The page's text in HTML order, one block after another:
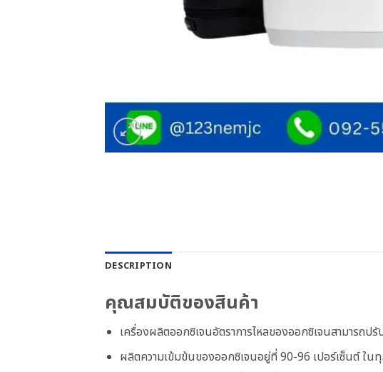
DESCRIPTION
คุณสมบัติของสินค้า
เครื่องผลิตออกซิเจนอัตราการไหลของออกซิเจนสามารถป
ผลิตความเข้มข้นของออกซิเจนอยู่ที่ 90-96 เปอร์เซ็นต์ ใน